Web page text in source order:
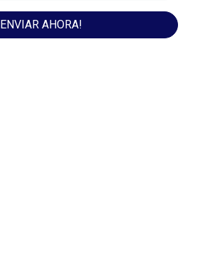
ENVIAR AHORA!